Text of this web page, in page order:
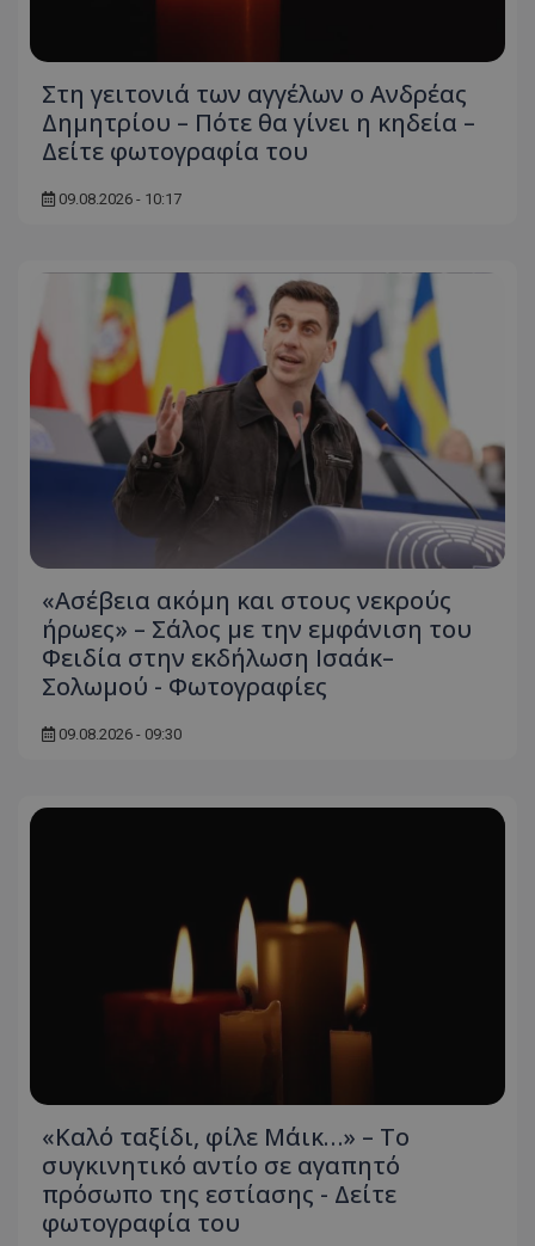
Στη γειτονιά των αγγέλων ο Ανδρέας
Δημητρίου – Πότε θα γίνει η κηδεία –
Δείτε φωτογραφία του
09.08.2026 - 10:17
«Ασέβεια ακόμη και στους νεκρούς
ήρωες» – Σάλος με την εμφάνιση του
Φειδία στην εκδήλωση Ισαάκ–
Σολωμού - Φωτογραφίες
09.08.2026 - 09:30
«Καλό ταξίδι, φίλε Μάικ…» – Το
συγκινητικό αντίο σε αγαπητό
πρόσωπο της εστίασης - Δείτε
φωτογραφία του